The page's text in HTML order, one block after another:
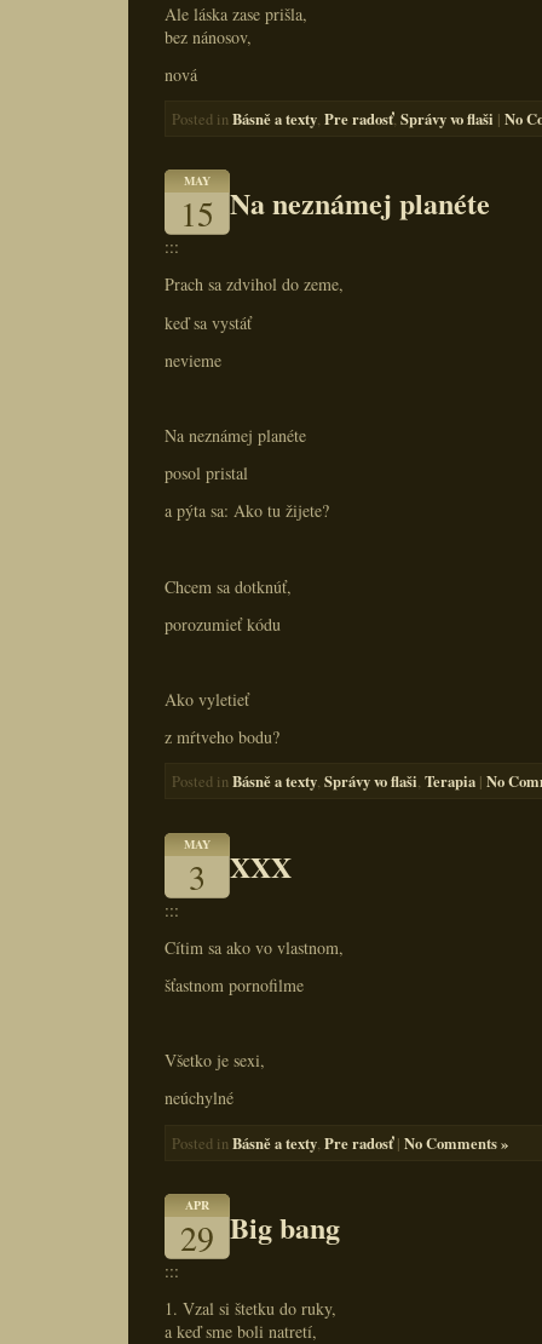
Ale láska zase prišla,
bez nánosov,
nová
Posted inBásně a texty, Pre radosť, Správy vo flaši | No
MAY
15 Na neznámej planéte
:::
Prach sa zdvihol do zeme,
keď sa vystáť
nevieme
Na neznámej planéte
posol pristal
a pýta sa: Ako tu žijete?
Chcem sa dotknúť,
porozumieť kódu
Ako vyletieť
z mŕtveho bodu?
Posted inBásně a texty, Správy vo flaši, Terapia | No
MAY
3 XXX
:::
Cítim sa ako vo vlastnom,
šťastnom pornofilme
Všetko je sexi,
neúchylné
Posted inBásně a texty, Pre radosť | No Comments »
APR
29 Big bang
:::
1. Vzal si štetku do ruky,
a keď sme boli natretí,